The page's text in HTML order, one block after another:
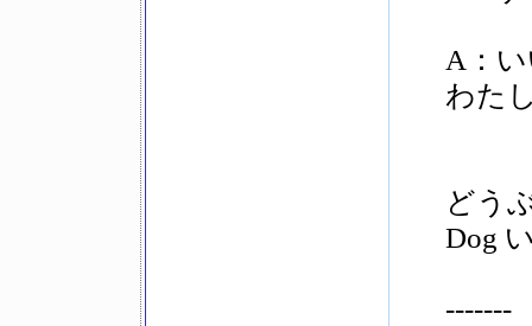
A：
わた
どう
Dog
-------